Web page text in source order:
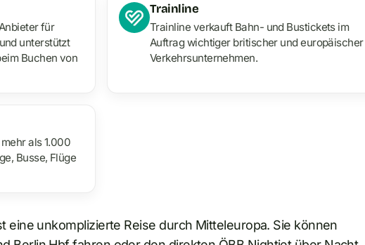
für
unterstützt
Buchen von
Trainline
Trainline verkauft Bahn- und Bustickets im
Auftrag wichtiger britischer und europäischer
Verkehrsunternehmen.
als 1.000
Busse, Flüge
eine unkomplizierte Reise durch Mitteleuropa. Sie können